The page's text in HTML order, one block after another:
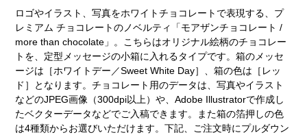
ロゴやイラスト、写真をホワイトチョコレートで表現する、プ
レミアム チョコレートのノベルティ「モアザンチョコレート /
more than chocolate」。こちらはオリジナル絵柄のチョコレー
トを、定型メッセージの小箱に入れるタイプです。箱のメッセ
ージは［ホワイトデー／Sweet White Day］、箱の色は［レッ
ド］となります。チョコレート用のデータは、写真やイラスト
などのJPEG画像（300dpi以上）や、Adobe Illustratorで作成し
たベクターデータなどでご入稿できます。また箱の箔押しの色
は4種類からお選びいただけます。下記、ご注文時にプルダウン